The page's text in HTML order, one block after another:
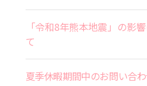
「令和8年熊本地震」の影
て
夏季休暇期間中のお問い合